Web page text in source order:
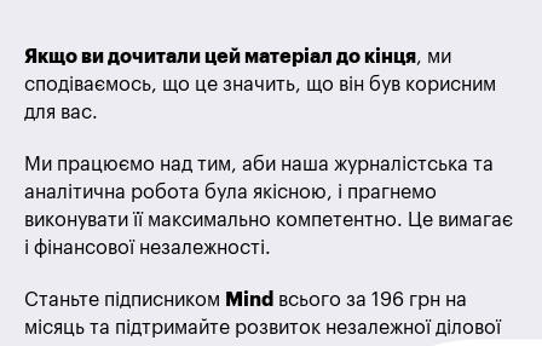
Якщо ви дочитали цей матеріал до кінця, ми
сподіваємось, що це значить, що він був корисним
для вас.
Ми працюємо над тим, аби наша журналістська та
аналітична робота була якісною, і прагнемо
виконувати її максимально компетентно. Це вимагає
і фінансової незалежності.
Станьте підписником Mind всього за 196 грн на
місяць та підтримайте розвиток незалежної ділової